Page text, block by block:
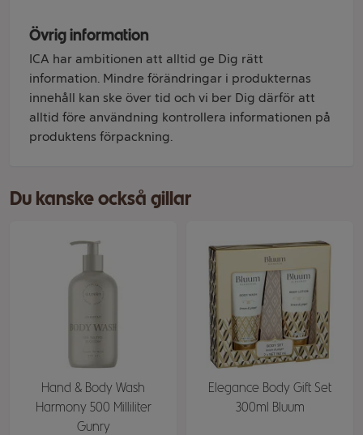
Övrig information
ICA har ambitionen att alltid ge Dig rätt
information. Mindre förändringar i produkternas
innehåll kan ske över tid och vi ber Dig därför att
alltid före användning kontrollera informationen på
produktens förpackning.
Du kanske också gillar
Hand & Body Wash
Harmony 500 Milliliter
Gunry
Elegance Body Gift Set
300ml Bluum